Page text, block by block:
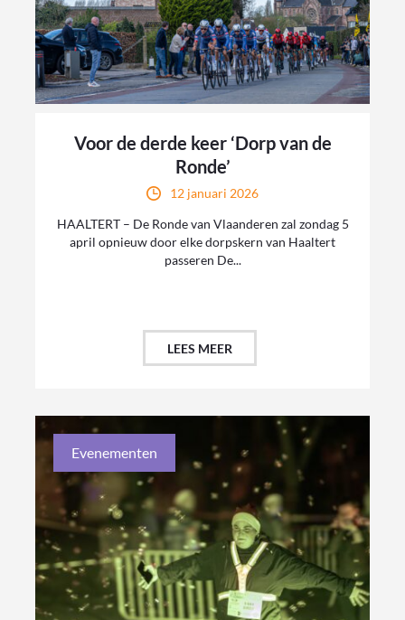
Voor de derde keer ‘Dorp van de
Ronde’
12 januari 2026
HAALTERT – De Ronde van Vlaanderen zal zondag 5
april opnieuw door elke dorpskern van Haaltert
passeren De...
LEES MEER
Evenementen